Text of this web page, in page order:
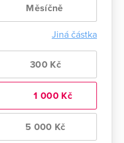
Měsíčně
Jiná částka
300 Kč
1 000 Kč
5 000 Kč